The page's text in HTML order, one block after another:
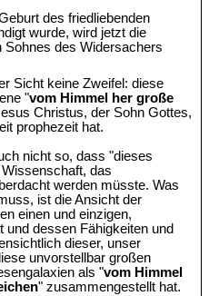
des friedliebenden
wurde, wird jetzt die
Sohnes des Widersachers
Sicht keine Zweifel: diese
"vom Himmel her große
Christus, der Sohn Gottes,
prophezeit hat.
nicht so, dass "dieses
Wissenschaft, das
werden müsste. Was
ist die Ansicht der
einen und einzigen,
und dessen Fähigkeiten und
dieser, unser
unvorstellbar großen
als "vom Himmel
" zusammengestellt hat.